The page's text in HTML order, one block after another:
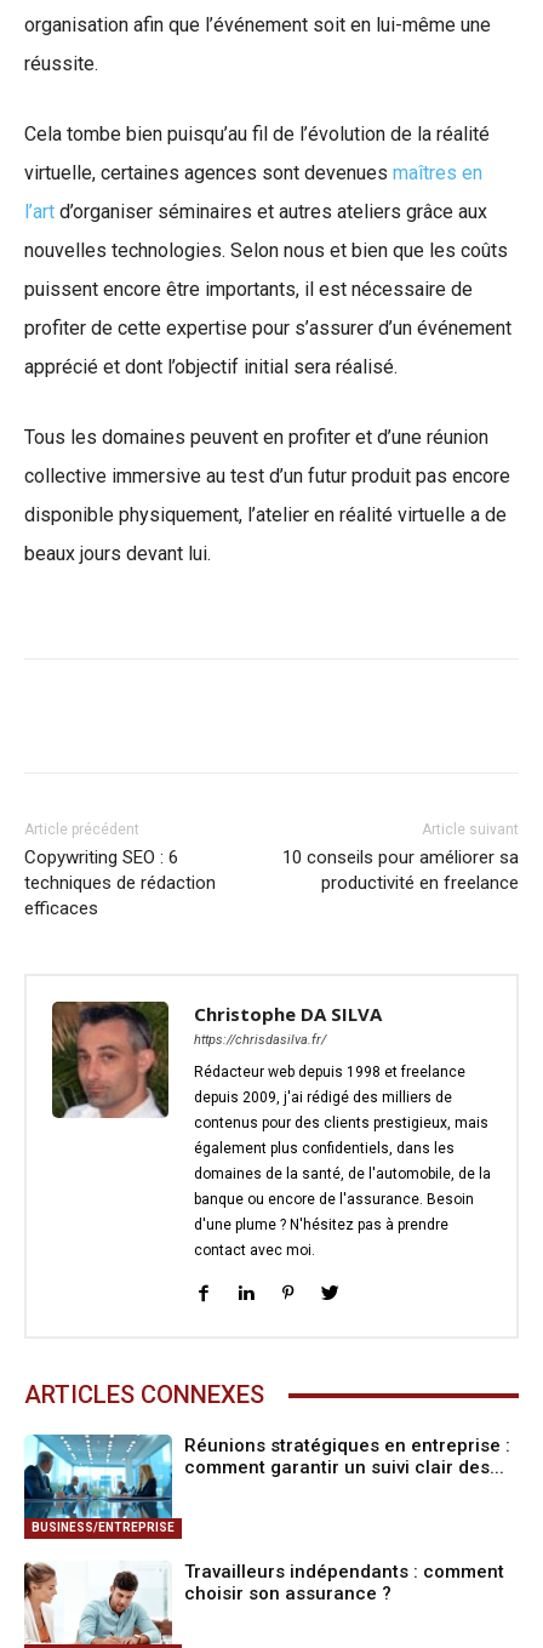
organisation afin que l’événement soit en lui-même une
réussite.
Cela tombe bien puisqu’au fil de l’évolution de la réalité
virtuelle, certaines agences sont devenues maîtres en
l’art d’organiser séminaires et autres ateliers grâce aux
nouvelles technologies. Selon nous et bien que les coûts
puissent encore être importants, il est nécessaire de
profiter de cette expertise pour s’assurer d’un événement
apprécié et dont l’objectif initial sera réalisé.
Tous les domaines peuvent en profiter et d’une réunion
collective immersive au test d’un futur produit pas encore
disponible physiquement, l’atelier en réalité virtuelle a de
beaux jours devant lui.
Article précédent
Copywriting SEO : 6
techniques de rédaction
efficaces
Article suivant
10 conseils pour améliorer sa
productivité en freelance
Christophe DA SILVA
https://chrisdasilva.fr/
Rédacteur web depuis 1998 et freelance
depuis 2009, j'ai rédigé des milliers de
contenus pour des clients prestigieux, mais
également plus confidentiels, dans les
domaines de la santé, de l'automobile, de la
banque ou encore de l'assurance. Besoin
d'une plume ? N'hésitez pas à prendre
contact avec moi.
ARTICLES CONNEXES
BUSINESS/ENTREPRISE
Réunions stratégiques en entreprise :
comment garantir un suivi clair des...
Travailleurs indépendants : comment
choisir son assurance ?